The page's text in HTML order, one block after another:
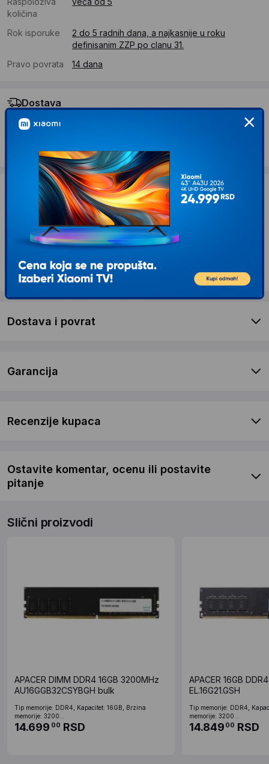
količina
Rok isporuke
2 do 5 radnih dana, a najkasnije u roku
definisanim ZZP po clanu 31.
Pravo povrata
14 dana
Dostava
Standardna dostava se očekuje u roku od 2 do 5 radnih
dana
Troskovi dostave 490 RSD
Želite li ponudu za firmu?
Kontaktirajte nas
Opis proizvoda KINGSTON DIMM DDR4 16GB
3200MHz KF432C16RB12A/16 FURY
Renegade
Dostava i povrat
Garancija
Recenzije kupaca
Ostavite komentar, ocenu ili postavite
pitanje
Slični proizvodi
APACER DIMM DDR4 16GB 3200MHz
AU16GGB32CSYBGH bulk
Tip memorije: DDR4, Kapacitet: 16GB, Brzina
memorije: 3200...
14.699 00 RSD
APACER 16GB
EL.16G21.GSH
Tip memorije: DDR4,
memorije: 3200...
14.849 00 RSD